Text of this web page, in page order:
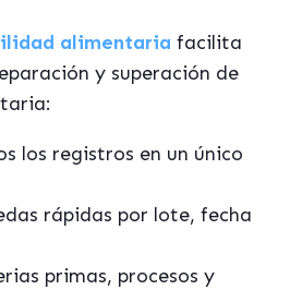
alimentaria facilita
y superación de
los registros en un único
rápidas por lote, fecha
primas, procesos y